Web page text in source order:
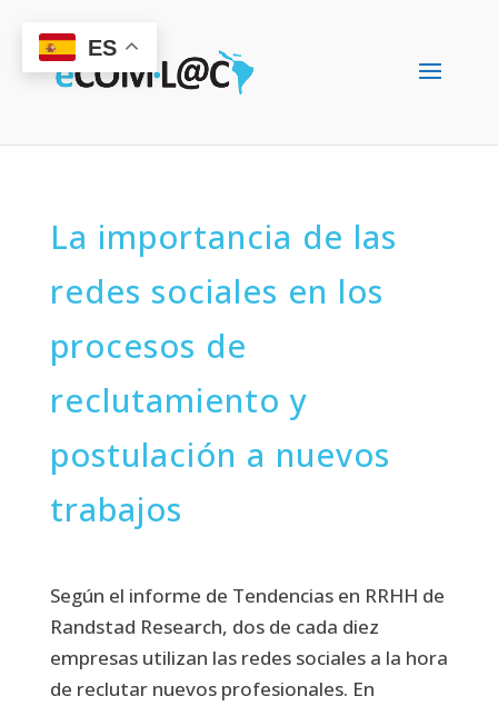
La importancia de las
redes sociales en los
procesos de
reclutamiento y
postulación a nuevos
trabajos
Según el informe de Tendencias en RRHH de
Randstad Research, dos de cada diez
empresas utilizan las redes sociales a la hora
de reclutar nuevos profesionales. En
ES